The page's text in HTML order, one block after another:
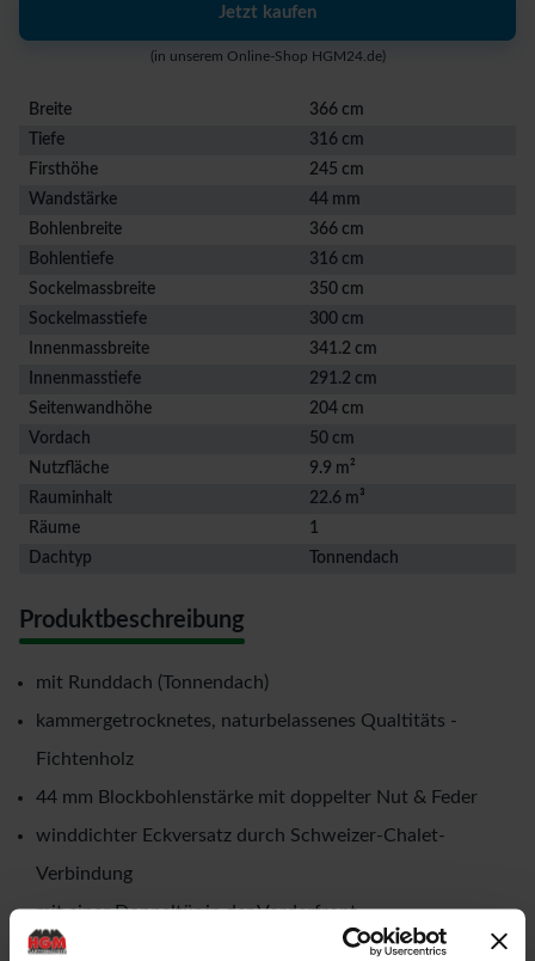
Jetzt kaufen
(in unserem Online-Shop HGM24.de)
Breite
366 cm
Tiefe
316 cm
Firsthöhe
245 cm
Wandstärke
44 mm
Bohlenbreite
366 cm
Bohlentiefe
316 cm
Sockelmassbreite
350 cm
Sockelmasstiefe
300 cm
Innenmassbreite
341.2 cm
Innenmasstiefe
291.2 cm
Seitenwandhöhe
204 cm
Vordach
50 cm
Nutzfläche
9.9 m²
Rauminhalt
22.6 m³
Räume
1
Dachtyp
Tonnendach
Produktbeschreibung
mit Runddach (Tonnendach)
kammergetrocknetes, naturbelassenes Qualtitäts -
Fichtenholz
44 mm Blockbohlenstärke mit doppelter Nut & Feder
winddichter Eckversatz durch Schweizer-Chalet-
Verbindung
mit einer Doppeltür in der Vorderfront
Rahmenaußenmaße der Doppeltür: Breite: 1,73 mtr. x